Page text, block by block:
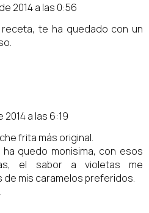
2014 a las 0:56
te ha quedado con un
2014 a las 6:19
frita más original.
quedo monisima, con esos
el sabor a violetas me
de mis caramelos preferidos.